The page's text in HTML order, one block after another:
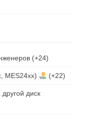
+24
MES24xx) +22
диск